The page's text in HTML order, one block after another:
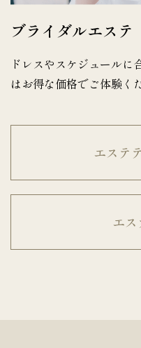
ブライダルエステ
ドレスやスケジュール
はお得な価格でご体験く
エステ
エ